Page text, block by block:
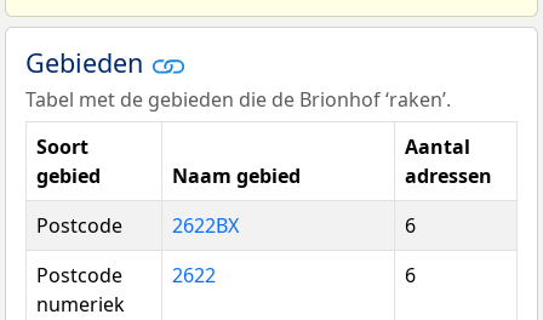
Gebieden
Tabel met de gebieden die de Brionhof ‘raken’.
Soort
gebied
Naam gebied
Aantal
adressen
Postcode
2622BX
6
Postcode
numeriek
2622 6